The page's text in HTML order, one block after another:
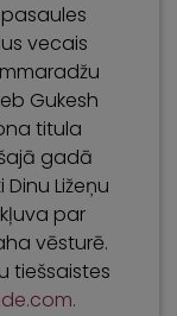
vecais
Gukesh
titula
gadā
Ližeņu
par
vēsturē.
tiešsaistes